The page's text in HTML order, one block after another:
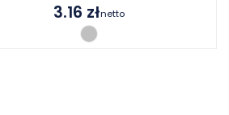
3.16 złnetto